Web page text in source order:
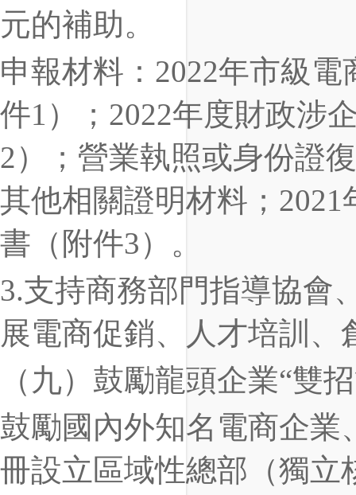
元的補助。
申報材料：2022年市級
件1）；2022年度財政涉
2）；營業執照或身份證
其他相關證明材料；
書（附件3）。
3.支持商務部門指導協會
展電商促銷、人才培訓
（九）鼓勵龍頭企業“雙
鼓勵國內外知名電商企業
冊設立區域性總部（獨立